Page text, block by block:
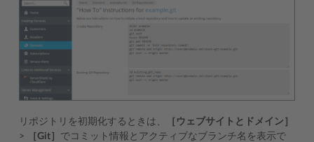
リポジトリを初期化するときは、
［ウェブサイトとドメイン］
>
［Git］ でコミット情報とアクティブなブランチ名を表示で